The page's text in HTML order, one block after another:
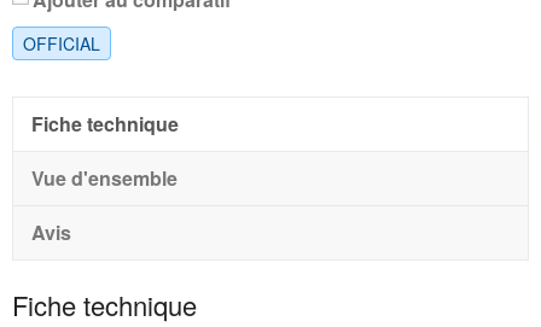
OFFICIAL
Fiche technique
Vue d'ensemble
Avis
Fiche technique